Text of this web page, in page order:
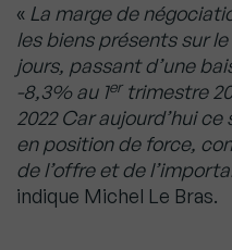
« La marge de
les biens présents sur
jours, passant d’une
-8,3% au 1ertrimestre
2022 Car aujourd’hui
en position de force,
de l’offre et de
indique Michel Le Bras.